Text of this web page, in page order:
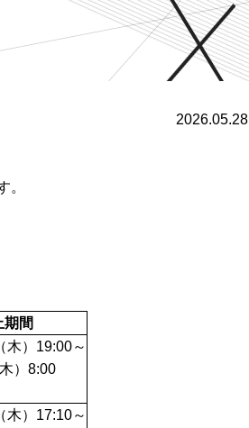
2026.05.28
。
期間
木）19:00～
）8:00
木）17:10～